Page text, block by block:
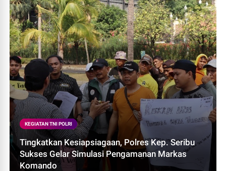
KEGIATAN TNI POLRI
Tingkatkan Kesiapsiagaan, Polres Kep. Seribu
Sukses Gelar Simulasi Pengamanan Markas
Komando